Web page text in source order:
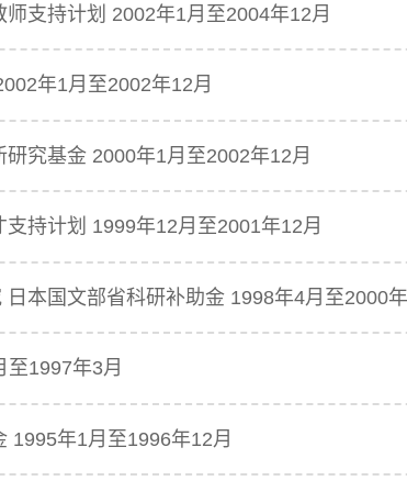
支持计划 2002年1月至2004年12月
年1月至2002年12月
究基金 2000年1月至2002年12月
持计划 1999年12月至2001年12月
本国文部省科研补助金 1998年4月至2000
1997年3月
1995年1月至1996年12月